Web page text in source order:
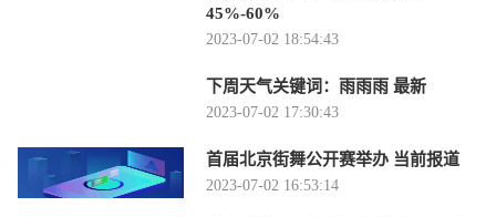
45%-60%
2023-07-02 18:54:43
下周天气关键词：雨雨雨 最新
2023-07-02 17:30:43
首届北京街舞公开赛举办 当前报道
2023-07-02 16:53:14